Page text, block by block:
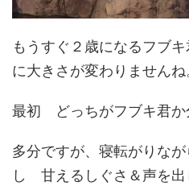
もうすぐ２歳になるフブ
に大きさが変わりませんね
最初 どっちがフブキ君か
多分ですが、寝転がりな
し 甘えるしぐさ＆声を出